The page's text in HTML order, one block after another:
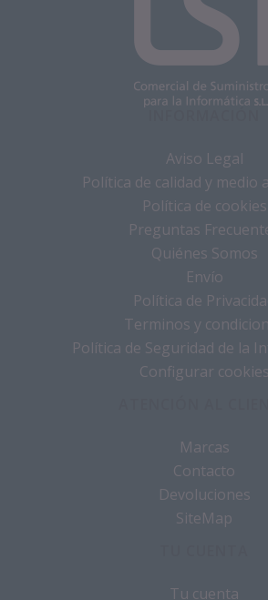
Aviso Legal
Política de calidad y medio
Política de cookies
Preguntas
Quiénes Somos
Envío
Política de
Terminos y
Política de Seguridad de la
Configurar cookies
Marcas
Contacto
Devoluciones
SiteMap
Tu cuenta